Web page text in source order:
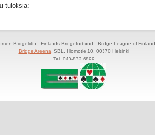
tuloksia:
Bridgeliitto - Finlands Bridgeförbund - Bridge League of Finland
Bridge Areena , SBL, Hiomotie 10, 00370 Helsinki
Tel. 040-832 6899